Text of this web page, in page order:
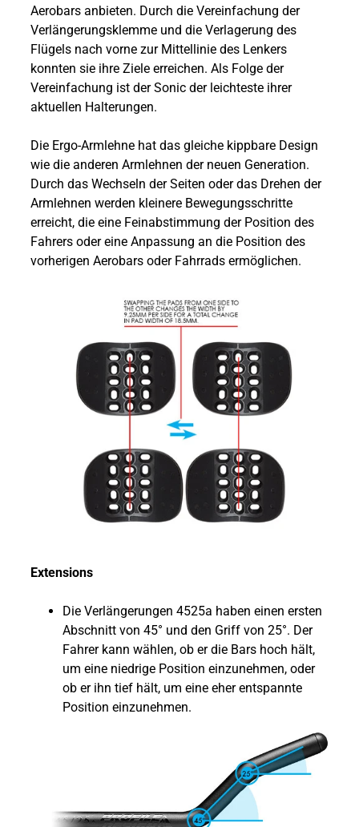
Aerobars anbieten. Durch die Vereinfachung der
Verlängerungsklemme und die Verlagerung des
Flügels nach vorne zur Mittellinie des Lenkers
konnten sie ihre Ziele erreichen. Als Folge der
Vereinfachung ist der Sonic der leichteste ihrer
aktuellen Halterungen.
Die Ergo-Armlehne hat das gleiche kippbare Design
wie die anderen Armlehnen der neuen Generation.
Durch das Wechseln der Seiten oder das Drehen der
Armlehnen werden kleinere Bewegungsschritte
erreicht, die eine Feinabstimmung der Position des
Fahrers oder eine Anpassung an die Position des
vorherigen Aerobars oder Fahrrads ermöglichen.
Extensions
Die Verlängerungen 4525a haben einen ersten
Abschnitt von 45° und den Griff von 25°. Der
Fahrer kann wählen, ob er die Bars hoch hält,
um eine niedrige Position einzunehmen, oder
ob er ihn tief hält, um eine eher entspannte
Position einzunehmen.